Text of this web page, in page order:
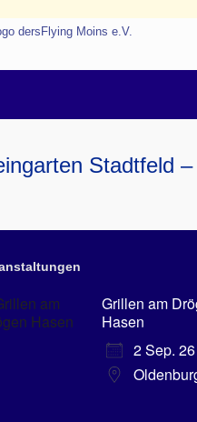
Stadtfeld
Grillen am
Hasen
2 Sep. 26